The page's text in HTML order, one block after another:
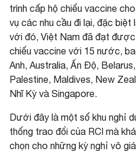
trình cấp hộ chiếu vaccine
vụ các nhu cầu đi lại, đặc
với đó, Việt Nam đã đạt
chiếu vaccine với 15 nước,
Anh, Australia, Ấn Độ,
Palestine, Maldives, New
Nhĩ Kỳ và Singapore.
Dưới đây là một số khu nghỉ
thống trao đổi của RCI mà
chọn cho những kỳ nghỉ vô